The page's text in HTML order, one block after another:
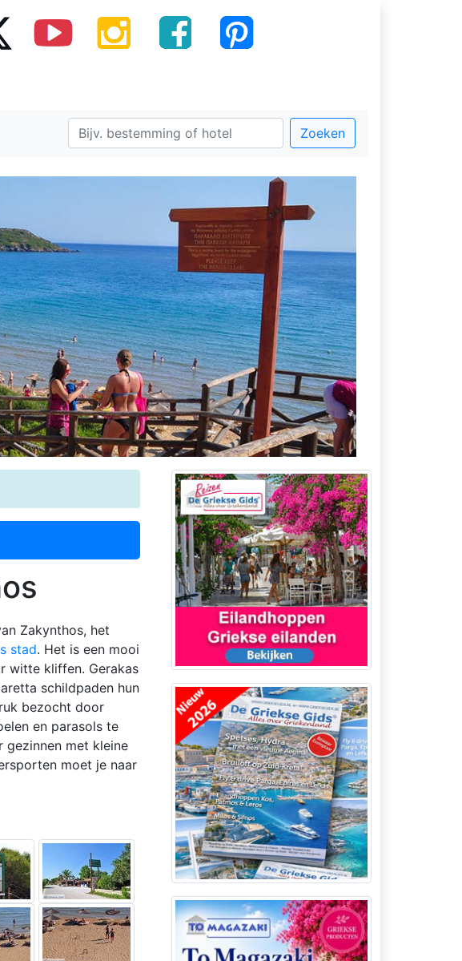
Zoeken
Zakynthos, het
stad. Het is een mooi
witte kliffen. Gerakas
schildpaden hun
bezocht door
en parasols te
gezinnen met kleine
moet je naar